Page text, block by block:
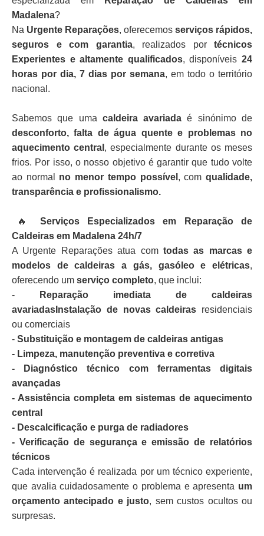
Madalena?
Na Urgente Reparações, oferecemos serviços rápidos,
seguros e com garantia, realizados por técnicos
Experientes e altamente qualificados, disponíveis24
horas por dia, 7 dias por semana, em todo o território
nacional.
Sabemos que uma caldeira avariada é sinónimo de
desconforto, falta de água quente e problemas no
aquecimento central , especialmente durante os meses
frios. Por isso, o nosso objetivo é garantir que tudo volte
ao normal no menor tempo possível , comqualidade,
transparência e profissionalismo.
🔥
Serviços Especializados em Reparação de
Caldeiras em Madalena 24h/7
A Urgente Reparações atua com todas as marcas e
modelos de caldeiras a gás, gasóleo e elétricas,
oferecendo um serviço completo, que inclui:
-
Reparação imediata de caldeiras
avariadasInstalação de novas caldeiras residenciais
ou comerciais
- Substituição e montagem de caldeiras antigas
- Limpeza, manutenção preventiva e corretiva
- Diagnóstico técnico com ferramentas digitais
avançadas
- Assistência completa em sistemas de aquecimento
central
- Descalcificação e purga de radiadores
- Verificação de segurança e emissão de relatórios
técnicos
Cada intervenção é realizada por um técnico experiente,
que avalia cuidadosamente o problema e apresenta um
orçamento antecipado e justo, sem custos ocultos ou
surpresas.